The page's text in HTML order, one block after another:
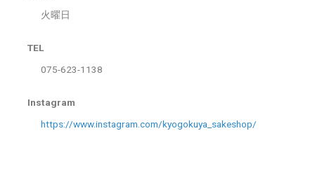
火曜日
TEL
075-623-1138
Instagram
https://www.instagram.com/kyogokuya_sakeshop/